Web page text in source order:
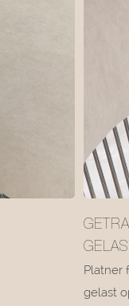
Platner
gelast